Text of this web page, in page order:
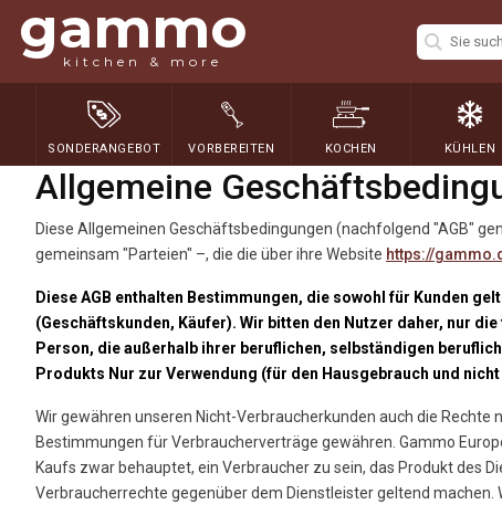
gammo
kitchen & more
SONDERANGEBOT VORBEREITEN KOCHEN KÜHLEN
Allgemeine
Diese Allgemeinen Geschäftsbedingungen (nachfolgend "AGB"
gemeinsam "Parteien" –, die die über ihre Website https://
Diese AGB enthalten Bestimmungen, die sowohl für Kunden
(Geschäftskunden, Käufer). Wir bitten den Nutzer daher, nur
Person, die außerhalb ihrer beruflichen, selbständigen
Produkts Nur zur Verwendung (für den Hausgebrauch und
Wir gewähren unseren Nicht-Verbraucherkunden auch die
Bestimmungen für Verbraucherverträge gewähren. Gammo
Kaufs zwar behauptet, ein Verbraucher zu sein, das Produkt des
Verbraucherrechte gegenüber dem Dienstleister geltend machen.